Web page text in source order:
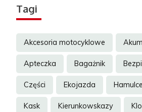
Tagi
Akcesoria motocyklowe
Apteczka Bagażnik
Części Ekojazda Hamulce
Kask Kierunkowskazy